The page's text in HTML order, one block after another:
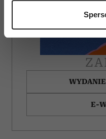
(fingerprinting, czyli
dane są przetwarzane
sekcji szczegółów. W
zmienić lub wycofać
Wykorzystujemy pliki
i reklam, aby oferować
analizować ruch w
korzystasz z naszej
E-